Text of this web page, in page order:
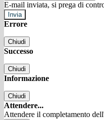
E-mail inviata, si prega di
Errore
Chiudi
Successo
Chiudi
Informazione
Chiudi
Attendere...
Attendere il completamento